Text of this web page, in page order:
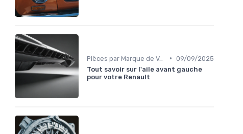
Pièces par Marque de Voiture • 09/09/2025
Tout savoir sur l'aile avant gauche
pour votre Renault